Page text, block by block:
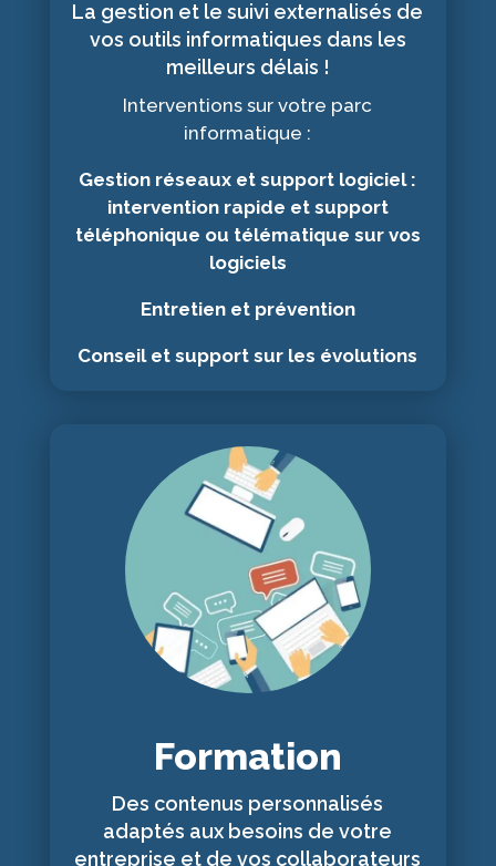
La gestion et le suivi externalisés de
vos outils informatiques dans les
meilleurs délais !
Interventions sur votre parc
informatique :
Gestion réseaux et support logiciel :
intervention rapide et support
téléphonique ou télématique sur vos
logiciels
Entretien et prévention
Conseil et support sur les évolutions
Formation
Des contenus personnalisés
adaptés aux besoins de votre
entreprise et de vos collaborateurs